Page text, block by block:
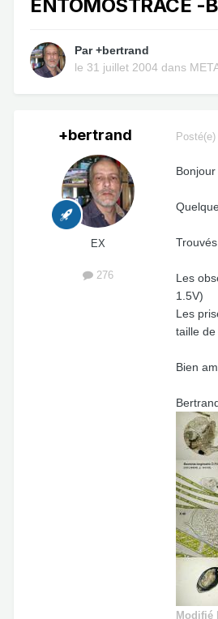
ENTOMOSTRACE
Par+bertrand
le 31 juillet 2004 dans
+bertrand
EX
276
Posté(e)
Bonjour
Les
1.5V)
Les
taille
Bien
Modifié